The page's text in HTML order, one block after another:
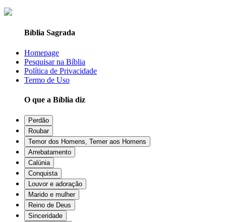
Bíblia Sagrada
Homepage
Pesquisar na Bíblia
Política de Privacidade
Termo de Uso
O que a Bíblia diz
Perdão
Roubar
Temor dos Homens, Temer aos Homens
Arrebatamento
Calúnia
Conquista
Louvor e adoração
Marido e mulher
Reino de Deus
Sinceridade